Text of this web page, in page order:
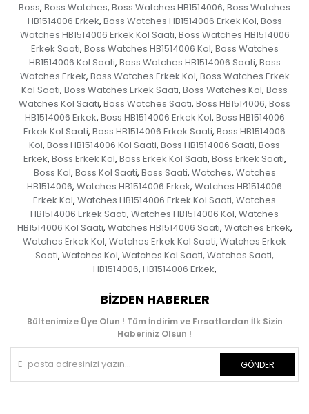
Boss, Boss Watches, Boss Watches HB1514006, Boss Watches
HB1514006 Erkek, Boss Watches HB1514006 Erkek Kol, Boss
Watches HB1514006 Erkek Kol Saati, Boss Watches HB1514006
Erkek Saati, Boss Watches HB1514006 Kol, Boss Watches
HB1514006 Kol Saati, Boss Watches HB1514006 Saati, Boss
Watches Erkek, Boss Watches Erkek Kol, Boss Watches Erkek
Kol Saati, Boss Watches Erkek Saati, Boss Watches Kol, Boss
Watches Kol Saati, Boss Watches Saati, Boss HB1514006, Boss
HB1514006 Erkek, Boss HB1514006 Erkek Kol, Boss HB1514006
Erkek Kol Saati, Boss HB1514006 Erkek Saati, Boss HB1514006
Kol, Boss HB1514006 Kol Saati, Boss HB1514006 Saati, Boss
Erkek, Boss Erkek Kol, Boss Erkek Kol Saati, Boss Erkek Saati,
Boss Kol, Boss Kol Saati, Boss Saati, Watches, Watches
HB1514006, Watches HB1514006 Erkek, Watches HB1514006
Erkek Kol, Watches HB1514006 Erkek Kol Saati, Watches
HB1514006 Erkek Saati, Watches HB1514006 Kol, Watches
HB1514006 Kol Saati, Watches HB1514006 Saati, Watches Erkek,
Watches Erkek Kol, Watches Erkek Kol Saati, Watches Erkek
Saati, Watches Kol, Watches Kol Saati, Watches Saati,
HB1514006, HB1514006 Erkek,
BIZDEN HABERLER
Bültenimize Üye Olun ! Tüm İndirim ve Fırsatlardan İlk Sizin
Haberiniz Olsun !
GÖNDER